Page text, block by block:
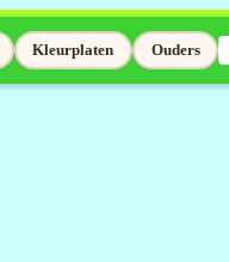
Kleurplaten Ouders